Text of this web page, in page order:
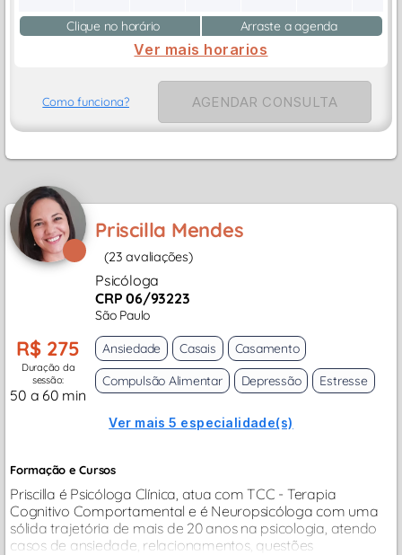
Clique no horário Arraste a agenda
Ver mais horarios
Como funciona? AGENDAR CONSULTA
Priscilla Mendes
(23 avaliações)
Psicóloga
CRP 06/93223
São Paulo
R$ 275
Duração da
sessão:
50 a 60 min
Ansiedade Casais
Casamento
Compulsão Alimentar
Depressão Estresse
Ver mais 5 especialidade(s)
Formação e Cursos
Priscilla é Psicóloga Clínica, atua com TCC - Terapia
Cognitivo Comportamental e é Neuropsicóloga com uma
sólida trajetória de mais de 20 anos na psicologia, atendo
casos de ansiedade, relacionamentos, questões